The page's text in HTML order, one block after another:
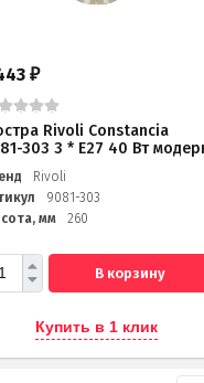
₽
Rivoli Constancia
303 3 * Е27 40 Вт
Rivoli
9081-303
мм
260
В корзину
Купить в 1 клик